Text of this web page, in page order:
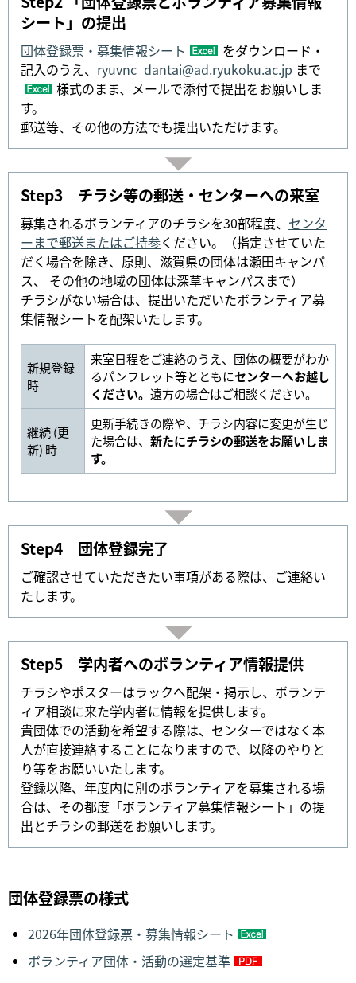
シート」の提出
団体登録票・募集情報シート
をダウンロード・
記入のうえ、 ryuvnc_dantai@ad.ryukoku.ac.jp まで
様式のまま、メールで添付で提出をお願いしま
す。
郵送等、その他の方法でも提出いただけます。
Step3 チラシ等の郵送・センターへの来室
募集されるボランティアのチラシを30部程度、 センタ
ーまで郵送またはご持参ください。（指定させていた
だく場合を除き、原則、滋賀県の団体は瀬田キャンパ
ス、 その他の地域の団体は深草キャンパスまで）
チラシがない場合は、提出いただいたボランティア募
集情報シートを配架いたします。
新規登録
時
来室日程をご連絡のうえ、団体の概要がわか
るパンフレット等とともにセンターへお越し
ください。 遠方の場合はご相談ください。
継続 (更
新) 時
更新手続きの際や、チラシ内容に変更が生じ
た場合は、 新たにチラシの郵送をお願いしま
す。
Step4 団体登録完了
ご確認させていただきたい事項がある際は、ご連絡い
たします。
Step5 学内者へのボランティア情報提供
チラシやポスターはラックへ配架・掲示し、ボランテ
ィア相談に来た学内者に情報を提供します。
貴団体での活動を希望する際は、センターではなく本
人が直接連絡することになりますので、以降のやりと
り等をお願いいたします。
登録以降、年度内に別のボランティアを募集される場
合は、その都度「ボランティア募集情報シート」の提
出とチラシの郵送をお願いします。
団体登録票の様式
2026年団体登録票・募集情報シート
ボランティア団体・活動の選定基準